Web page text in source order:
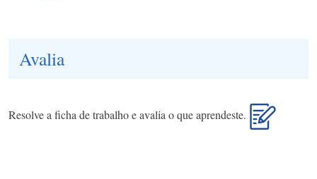
Avalia
Resolve a ficha de trabalho e avalia o que aprendeste.